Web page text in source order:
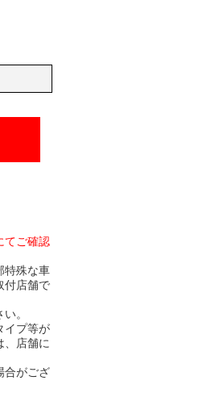
てご確認
特殊な車
付店舗で
。
イプ等が
、店舗に
合がござ